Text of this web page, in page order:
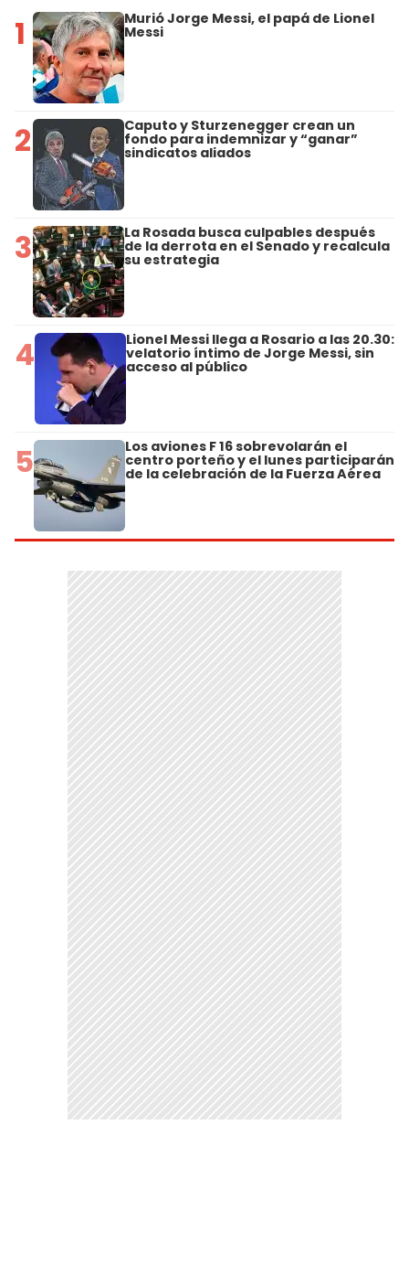
1 Murió Jorge Messi, el papá de Lionel
Messi
2 Caputo y Sturzenegger crean un
fondo para indemnizar y “ganar”
sindicatos aliados
3 La Rosada busca culpables después
de la derrota en el Senado y recalcula
su estrategia
4 Lionel Messi llega a Rosario a las 20.30:
velatorio íntimo de Jorge Messi, sin
acceso al público
5 Los aviones F 16 sobrevolarán el
centro porteño y el lunes participarán
de la celebración de la Fuerza Aérea